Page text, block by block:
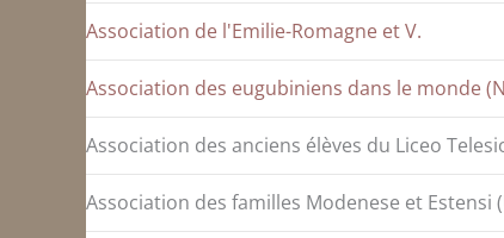
Association de l'Emilie-Romagne et V.
Association des eugubiniens dans le monde
Association des anciens élèves du Liceo
Association des familles Modenese et Estensi